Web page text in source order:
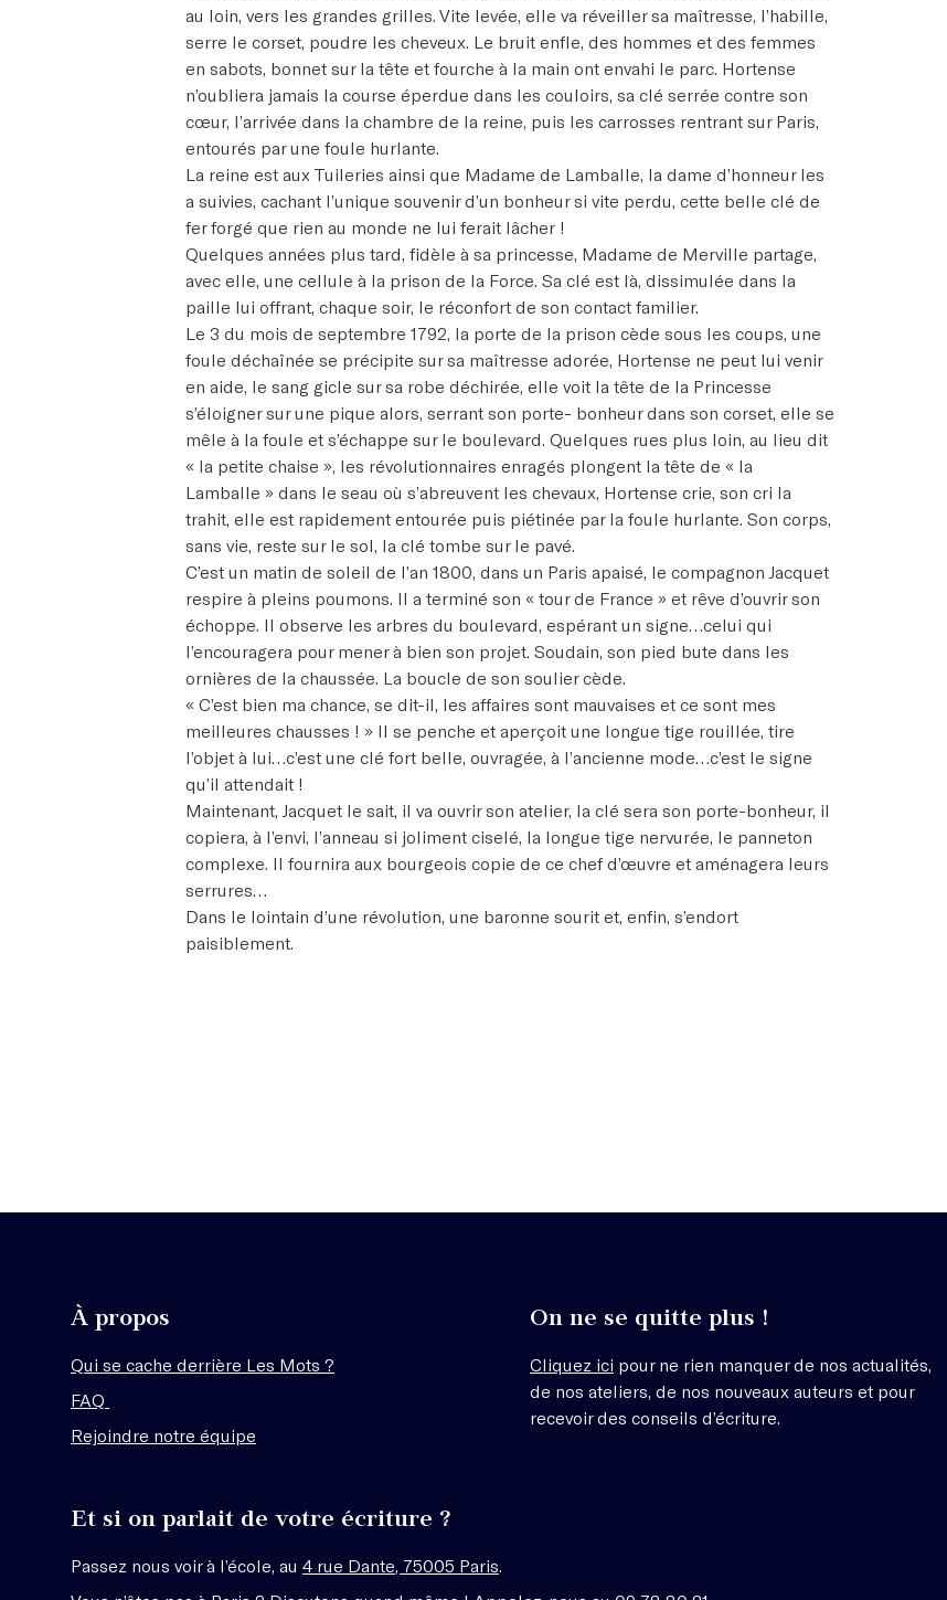
au loin, vers les grandes grilles. Vite levée, elle va réveiller sa maîtresse, l’habille,
serre le corset, poudre les cheveux. Le bruit enfle, des hommes et des femmes
en sabots, bonnet sur la tête et fourche à la main ont envahi le parc. Hortense
n’oubliera jamais la course éperdue dans les couloirs, sa clé serrée contre son
cœur, l’arrivée dans la chambre de la reine, puis les carrosses rentrant sur Paris,
entourés par une foule hurlante.
La reine est aux Tuileries ainsi que Madame de Lamballe, la dame d’honneur les
a suivies, cachant l’unique souvenir d’un bonheur si vite perdu, cette belle clé de
fer forgé que rien au monde ne lui ferait lâcher !
Quelques années plus tard, fidèle à sa princesse, Madame de Merville partage,
avec elle, une cellule à la prison de la Force. Sa clé est là, dissimulée dans la
paille lui offrant, chaque soir, le réconfort de son contact familier.
Le 3 du mois de septembre 1792, la porte de la prison cède sous les coups, une
foule déchaînée se précipite sur sa maîtresse adorée, Hortense ne peut lui venir
en aide, le sang gicle sur sa robe déchirée, elle voit la tête de la Princesse
s’éloigner sur une pique alors, serrant son porte- bonheur dans son corset, elle se
mêle à la foule et s’échappe sur le boulevard. Quelques rues plus loin, au lieu dit
« la petite chaise », les révolutionnaires enragés plongent la tête de « la
Lamballe » dans le seau où s’abreuvent les chevaux, Hortense crie, son cri la
trahit, elle est rapidement entourée puis piétinée par la foule hurlante. Son corps,
sans vie, reste sur le sol, la clé tombe sur le pavé.
C’est un matin de soleil de l’an 1800, dans un Paris apaisé, le compagnon Jacquet
respire à pleins poumons. Il a terminé son « tour de France » et rêve d’ouvrir son
échoppe. Il observe les arbres du boulevard, espérant un signe…celui qui
l’encouragera pour mener à bien son projet. Soudain, son pied bute dans les
ornières de la chaussée. La boucle de son soulier cède.
« C’est bien ma chance, se dit-il, les affaires sont mauvaises et ce sont mes
meilleures chausses ! » Il se penche et aperçoit une longue tige rouillée, tire
l’objet à lui…c’est une clé fort belle, ouvragée, à l’ancienne mode…c’est le signe
qu’il attendait !
Maintenant, Jacquet le sait, il va ouvrir son atelier, la clé sera son porte-bonheur, il
copiera, à l’envi, l’anneau si joliment ciselé, la longue tige nervurée, le panneton
complexe. Il fournira aux bourgeois copie de ce chef d’œuvre et aménagera leurs
serrures…
Dans le lointain d’une révolution, une baronne sourit et, enfin, s’endort
paisiblement.
À propos
Qui se cache derrière Les Mots ?
FAQ
Rejoindre notre équipe
On ne se quitte plus !
Cliquez ici pour ne rien manquer de nos actualités,
de nos ateliers, de nos nouveaux auteurs et pour
recevoir des conseils d’écriture.
Et si on parlait de votre écriture ?
Passez nous voir à l’école, au 4 rue Dante, 75005 Paris.